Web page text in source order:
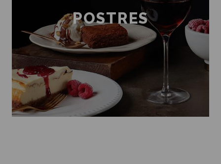
POSTRES